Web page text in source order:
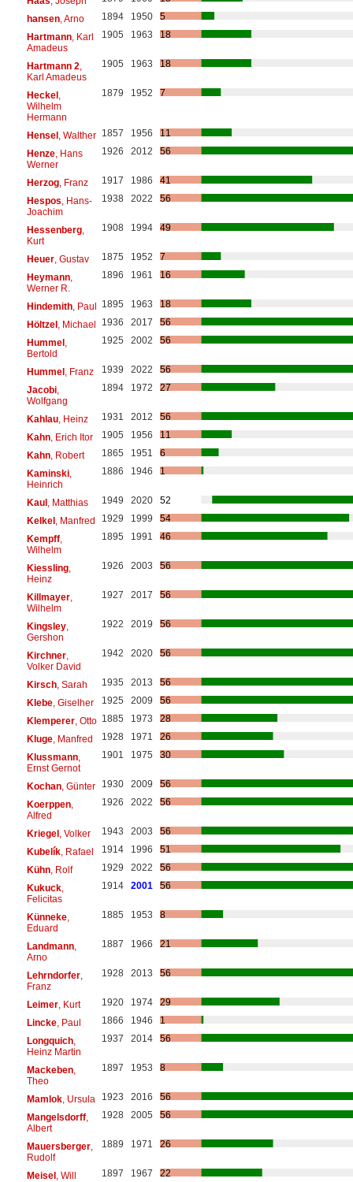
hansen, Arno 1894 1950
5
Hartmann, Karl
Amadeus
1905 1963 18
Hartmann 2
Karl Amadeus
1905 1963 18
Heckel,
Wilhelm
Hermann
1879 1952 7
Hensel, Walther 1857 1956
11
Henze, Hans
Werner
1926 2012 56
Herzog, Franz 1917 1986
41
Hespos , Hans-
Joachim
1938 2022 56
Hessenberg,
Kurt
1908 1994 49
Heuer, Gustav 1875 1952
7
Heymann,
Werner R.
1896 1961 16
Hindemith, Paul 1895 1963
18
Höltzel, Michael 1936 2017
56
Hummel,
Bertold
1925 2002 56
Hummel, Franz 1939 2022
56
Jacobi,
Wolfgang
1894 1972 27
Kahlau, Heinz 1931 2012
56
Kahn, Erich Itor 1905 1956
11
Kahn, Robert 1865 1951
6
Kaminski,
Heinrich
1886 1946 1
Kaul, Matthias 1949 2020
52
Kelkel, Manfred 1929 1999
54
Kempff,
Wilhelm
1895 1991 46
Kiessling,
Heinz
1926 2003 56
Killmayer,
Wilhelm
1927 2017 56
Kingsley,
Gershon
1922 2019 56
Kirchner,
Volker David
1942 2020 56
Kirsch, Sarah 1935 2013
56
Klebe, Giselher 1925 2009
56
Klemperer, Otto 1885 1973
28
Kluge, Manfred 1928 1971
26
Klussmann,
Ernst Gernot
1901 1975 30
Kochan, Günter 1930 2009
56
Koerppen,
Alfred
1926 2022 56
Kriegel, Volker 1943 2003
56
Kubelík, Rafael 1914 1996
51
Kühn, Rolf 1929 2022
56
Kukuck,
Felicitas
1914 2001 56
Künneke,
Eduard
1885 1953 8
Landmann,
Arno
1887 1966 21
Lehrndorfer,
Franz
1928 2013 56
Leimer, Kurt 1920 1974
29
Lincke, Paul 1866 1946
1
Longquich,
Heinz Martin
1937 2014 56
Mackeben,
Theo
1897 1953 8
Mamlok, Ursula 1923 2016
56
Mangelsdorff,
Albert
1928 2005 56
Mauersberger,
Rudolf
1889 1971 26
Meisel, Will 1897 1967
22